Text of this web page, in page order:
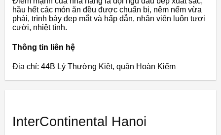
hầu hết các món ăn đều được chuẩn bị, nêm nếm vừa
phải, trình bày đẹp mắt và hấp dẫn, nhân viên luôn tươi
cười, nhiệt tình.
Thông tin liên hệ
Địa chỉ: 44B Lý Thường Kiệt, quận Hoàn Kiếm
InterContinental Hanoi